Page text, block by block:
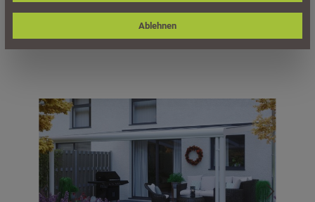
Bildergalerie überspringen
Ablehnen